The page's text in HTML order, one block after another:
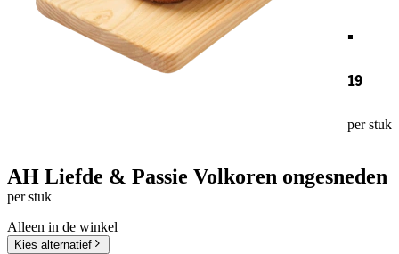
.
19
per stuk
AH Liefde & Passie Volkoren ongesneden
per stuk
Alleen in de winkel
Kies alternatief